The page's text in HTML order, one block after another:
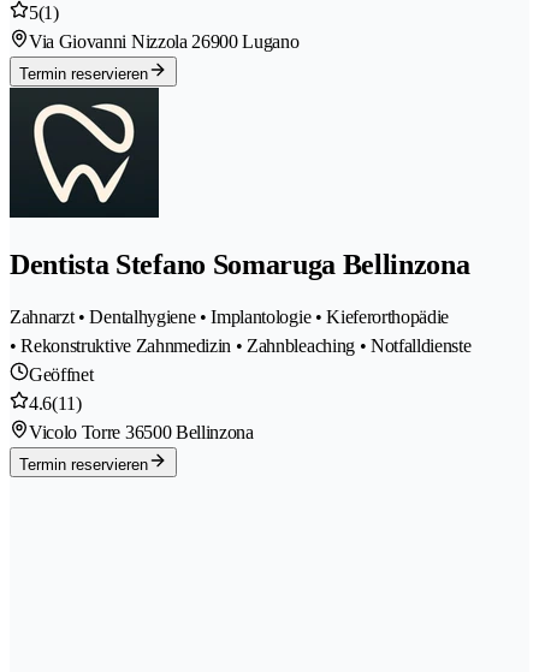
5(1)
Via Giovanni Nizzola 26900 Lugano
Termin reservieren
Dentista Stefano Somaruga Bellinzona
Zahnarzt • Dentalhygiene • Implantologie • Kieferorthopädie
• Rekonstruktive Zahnmedizin • Zahnbleaching • Notfalldienste
Geöffnet
4.6(11)
Vicolo Torre 36500 Bellinzona
Termin reservieren